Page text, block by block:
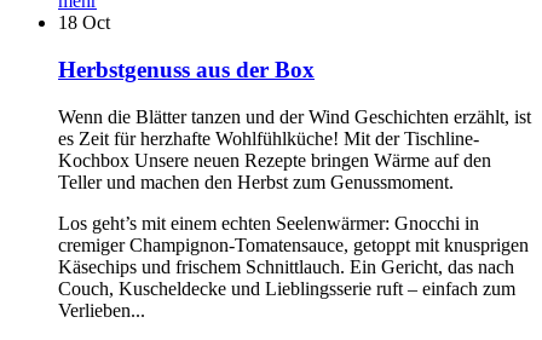
18 Oct
Herbstgenuss aus der Box
Wenn die Blätter tanzen und der Wind Geschichten erzählt, ist
es Zeit für herzhafte Wohlfühlküche! Mit der Tischline-
Kochbox Unsere neuen Rezepte bringen Wärme auf den
Teller und machen den Herbst zum Genussmoment.
Los geht’s mit einem echten Seelenwärmer: Gnocchi in
cremiger Champignon-Tomatensauce, getoppt mit knusprigen
Käsechips und frischem Schnittlauch. Ein Gericht, das nach
Couch, Kuscheldecke und Lieblingsserie ruft – einfach zum
Verlieben...